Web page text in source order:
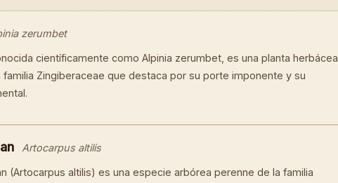
zerumbet
científicamente como Alpinia zerumbet, es una planta herbácea
familia Zingiberaceae que destaca por su porte imponente y su
Artocarpus altilis
(Artocarpus altilis) es una especie arbórea perenne de la familia